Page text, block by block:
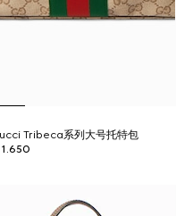
Tribeca系列大号托特包